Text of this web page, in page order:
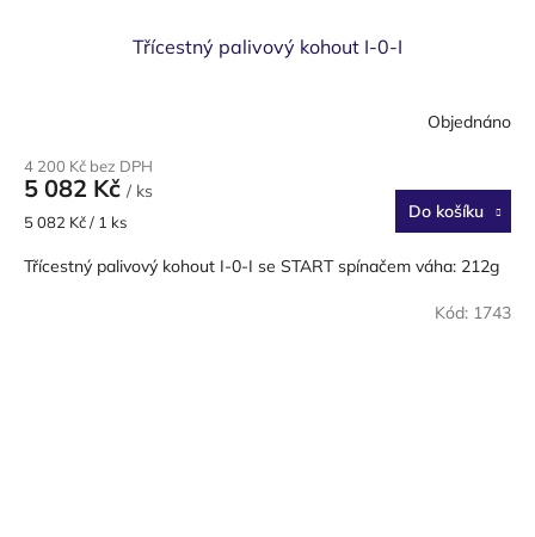
Třícestný palivový kohout I-0-I
Objednáno
4 200 Kč bez DPH
5 082 Kč / ks
Měrná
5 082 Kč / 1 ks Do košíku
Třícestný palivový kohout I-0-I se START spínačem váha: 212g
Kód: 1743